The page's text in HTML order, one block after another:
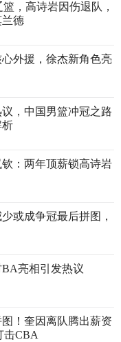
，高诗岩因伤退队，
德
外援，徐杰新角色亮
，中国男篮冲冠之路
析
：两年顶薪锁高诗岩
或成争冠最后拼图，
亮相引发热议
！奎因离队腾出薪资
击CBA